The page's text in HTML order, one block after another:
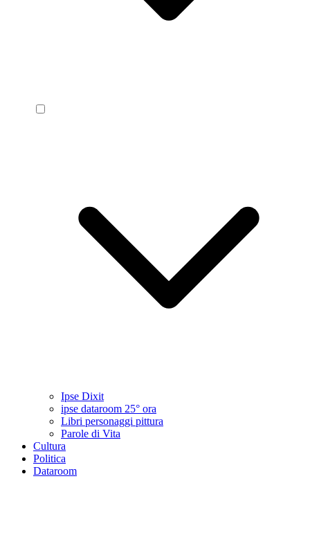
Ipse Dixit
ipse dataroom 25° ora
Libri personaggi pittura
Parole di Vita
Cultura
Politica
Dataroom